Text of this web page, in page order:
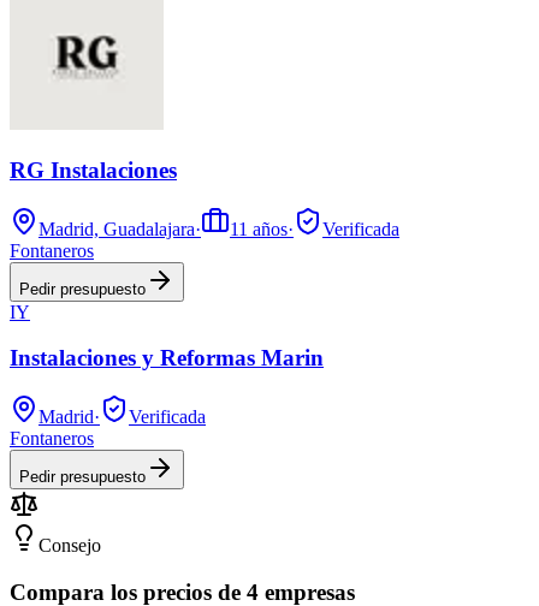
RG Instalaciones
Madrid, Guadalajara· 11 años·
Verificada
Fontaneros
Pedir presupuesto
IY
Instalaciones y Reformas Marin
Madrid·
Verificada
Fontaneros
Pedir presupuesto
Consejo
Compara los precios de 4 empresas